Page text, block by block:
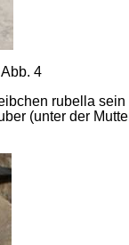
4
rubella
(unter der